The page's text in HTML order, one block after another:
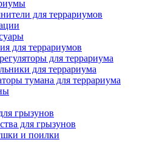
для террариумов
для террариумов
для террариума
для террариума
тумана для террариума
грызунов
для грызунов
и поилки